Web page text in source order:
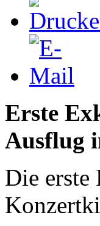
Erste
Ausflug
Die erste